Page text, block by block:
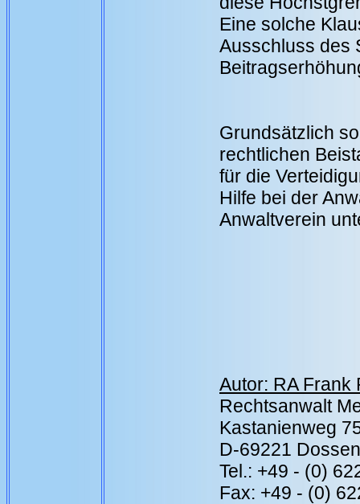
Eine solche
Ausschluss des
Grundsätzlich
rechtlichen
für die
Hilfe bei der
Anwaltverein
Autor: RA Frank
Rechtsanwalt
Kastanienweg
D-69221
Tel.: +49 - (0)
Fax: +49 - (0)